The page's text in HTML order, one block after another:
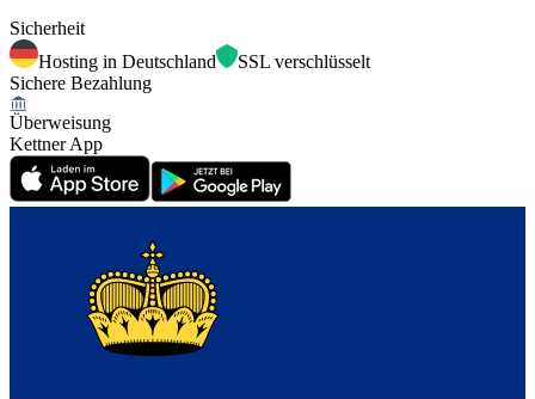
Sicherheit
Hosting in Deutschland
SSL verschlüsselt
Sichere Bezahlung
Überweisung
Kettner App